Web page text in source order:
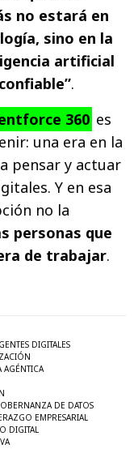
no estará en
sino en la
artificial
.
360 es
una era en la
pensar y actuar
Y en esa
no la
personas que
de trabajar.
DIGITALES
AGÉNTICA
DE DATOS
EMPRESARIAL
DIGITAL